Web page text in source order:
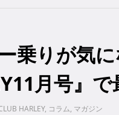
乗りが気
月号』
HARLEY, コラム, マガジン